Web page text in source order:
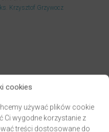
cookies
używać plików cookie
Ci wygodne korzystanie z
treści dostosowane do
ks. Krzysztof Grzywocz